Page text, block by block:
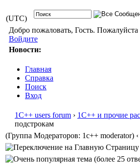
(UTC)
Добро пожаловать, Гость. Пожалуйста
Войдите
Новости:
Главная
Справка
Поиск
Вход
1С++ users forum › 1С++ и прочие
подстрокам
(Группа Модераторов: 1c++ moderator) ‹